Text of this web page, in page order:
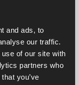
and ads, to
our traffic.
of our site with
partners who
you’ve
eller